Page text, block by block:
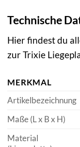
Technische
Hier findest du
zur Trixie
MERKMAL
Artikelbezeichnung
Maße (L x B x H)
Material